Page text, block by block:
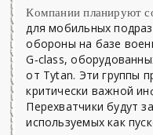
Компании планируют
для мобильных
обороны на базе
G‑class,
от Tytan. Эти группы
критически важной
Перехватчики будут
используемых как